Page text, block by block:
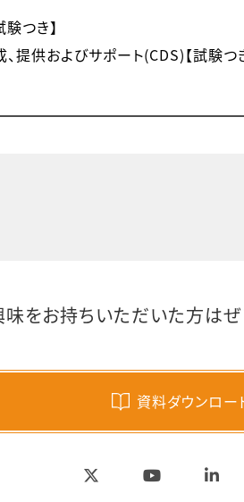
つき】
提供およびサポート(CDS)【試験つ
をお持ちいただいた方は
資料ダウンロー